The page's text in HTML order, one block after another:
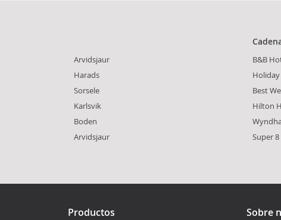
Arvidsjaur
Harads
Sorsele
Karlsvik
Boden
Arvidsjaur
B&B
Best
Hilton
Super 8
Productos Sobre